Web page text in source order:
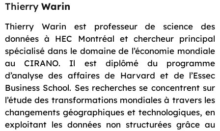
Thierry Warin
Thierry Warin est professeur de science des
données à HEC Montréal et chercheur principal
spécialisé dans le domaine de l’économie mondiale
au CIRANO. Il est diplômé du programme
d’analyse des affaires de Harvard et de l’Essec
Business School. Ses recherches se concentrent sur
l’étude des transformations mondiales à travers les
changements géographiques et technologiques, en
exploitant les données non structurées grâce au